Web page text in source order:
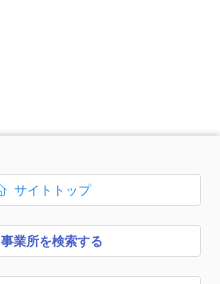
次のコンテンツはページのフ
ボタン1、
サイトトップ
を開く
ボタン2、
事業所を検索する